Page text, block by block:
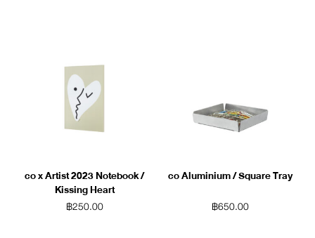
co x Artist 2023 Notebook /
Kissing Heart
฿250.00
co Aluminium / Square Tray
฿650.00